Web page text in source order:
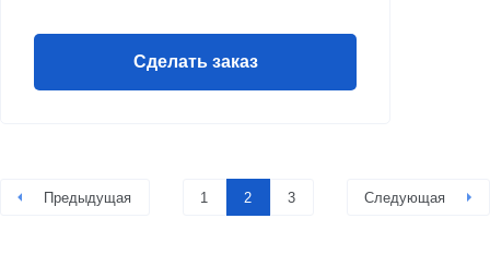
Сделать заказ
Предыдущая 1 2 3 Следующая